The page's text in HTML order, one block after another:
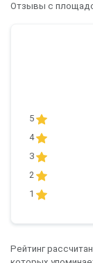
Отзывы с
5
4
3
2
1
Рейтинг